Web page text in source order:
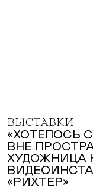
ВЫСТАВКИ
«ХОТЕЛОСЬ
ВНЕ
ХУДОЖНИЦА
«РИХТЕР»